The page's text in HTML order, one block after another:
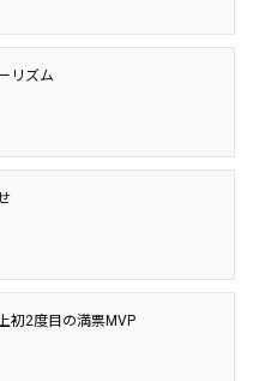
リズム
初2度目の満票MVP